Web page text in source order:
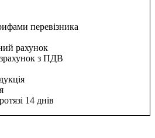
перевізника
рахунок
з ПДВ
14 днів